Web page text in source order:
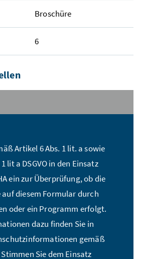
Broschüre
6
Artikel 6 Abs. 1 lit. a sowie
lit a DSGVO in den Einsatz
ein zur Überprüfung, ob die
diesem Formular durch
oder ein Programm erfolgt.
dazu finden Sie in
gemäß
Stimmen Sie dem Einsatz